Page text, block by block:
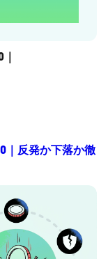
反発か下落か徹